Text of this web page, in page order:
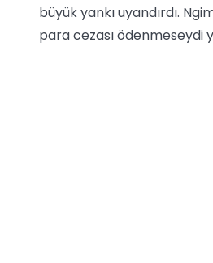
büyük yankı uyandırdı.
para cezası ödenmeseydi